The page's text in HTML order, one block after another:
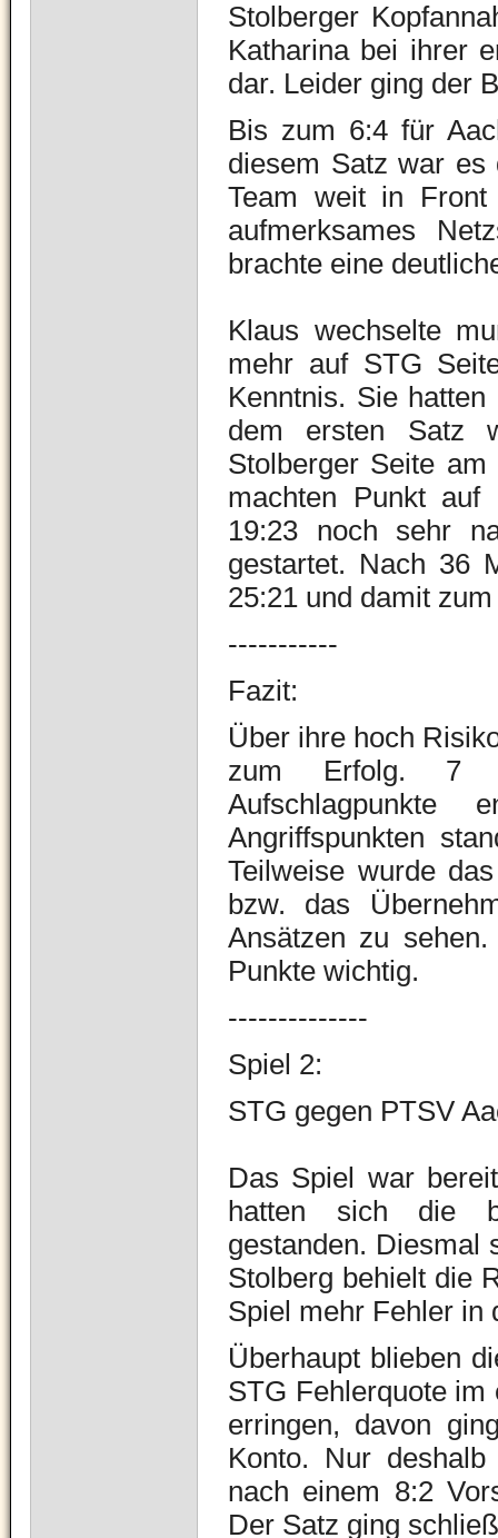
Stolberger
Katharina bei ihrer
dar. Leider ging der
Bis zum 6:4 für
diesem Satz war es
Team weit in Front
aufmerksames
brachte eine
Klaus wechselte
mehr auf STG
Kenntnis. Sie
dem ersten Satz
Stolberger Seite
machten Punkt
19:23 noch sehr
gestartet. Nach 36
25:21 und damit
-----------
Fazit:
Über ihre hoch
zum Erfolg. 7
Angriffspunkten
Teilweise wurde
bzw. das
Ansätzen zu
Punkte wichtig.
--------------
Spiel 2:
STG gegen PTSV
Das Spiel war
hatten sich die
gestanden. Diesmal
Stolberg behielt die
Spiel mehr Fehler in
Überhaupt blieben
STG Fehlerquote im
erringen, davon
Konto. Nur
nach einem 8:2
Der Satz ging